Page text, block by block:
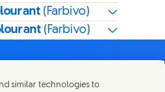
(Farbivo)
(Farbivo)
similar technologies to